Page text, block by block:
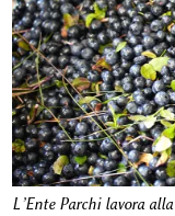
L’Ente Parchi lavora